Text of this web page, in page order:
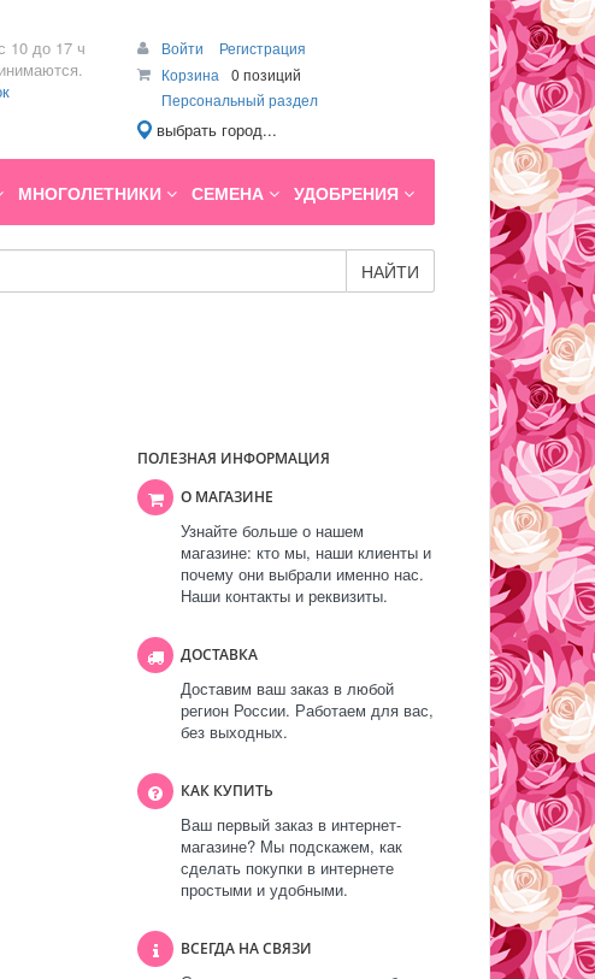
10 до 17 ч
Войти
Регистрация
Корзина
0 позиций
Персональный раздел
выбрать город...
МНОГОЛЕТНИКИ СЕМЕНА УДОБРЕНИЯ
НАЙТИ
ПОЛЕЗНАЯ ИНФОРМАЦИЯ
О МАГАЗИНЕ
Узнайте больше о нашем
магазине: кто мы, наши клиенты и
почему они выбрали именно нас.
Наши контакты и реквизиты.
ДОСТАВКА
Доставим ваш заказ в любой
регион России. Работаем для вас,
без выходных.
КАК КУПИТЬ
Ваш первый заказ в интернет-
магазине? Мы подскажем, как
сделать покупки в интернете
простыми и удобными.
ВСЕГДА НА СВЯЗИ